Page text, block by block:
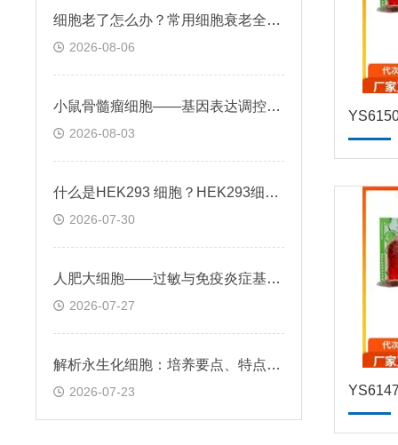
细胞老了怎么办？常用细胞衰老全解析
2026-08-06
小鼠骨髓瘤细胞——基因表达调控与个性化治疗探索
2026-08-03
什么是HEK293 细胞？HEK293细胞在基因治疗领域的应用前景
2026-07-30
人肥大细胞——过敏与免疫炎症基础机制应用
2026-07-27
解析永生化细胞：培养要点、特点及科研应用场景
2026-07-23